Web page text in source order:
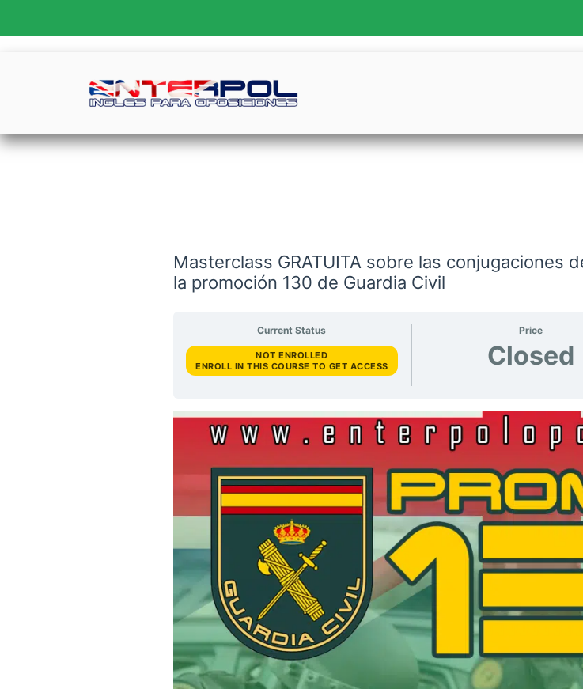
al
Masterclass GRATUITA sobre las conjugaciones
la promoción 130 de Guardia Civil
Current Status
NOT ENROLLED
ENROLL IN THIS COURSE TO GET ACCESS
Price
Closed